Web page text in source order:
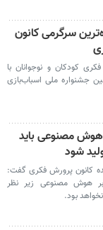
سرگرمی کانون
کودکان و نوجوانان با
جشنواره ملی اسباب‌بازی
هوش مصنوعی باید
شود
کانون پرورش فکری گفت:
بر هوش مصنوعی زیر نظر
بود.